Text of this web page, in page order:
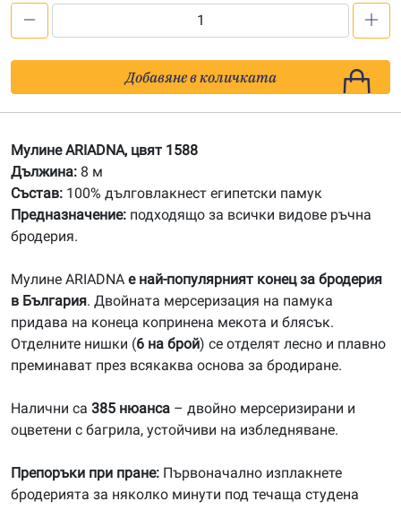
Мулине
АRIADNA
Добавяне в количката
Мулине ARIADNA, цвят 1588
Дължина: 8 м
Състав: 100% дълговлакнест египетски памук
Предназначение: подходящо за всички видове ръчна
бродерия.
Мулине ARIADNA е най-популярният конец за бродерия
в България. Двойната мерсеризация на памука
придава на конеца копринена мекота и блясък.
Отделните нишки (6 на брой) се отделят лесно и плавно
преминават през всякаква основа за бродиране.
Налични са 385 нюанса – двойно мерсеризирани и
оцветени с багрила, устойчиви на избледняване.
Препоръки при пране: Първоначално изплакнете
бродерията за няколко минути под течаща студена